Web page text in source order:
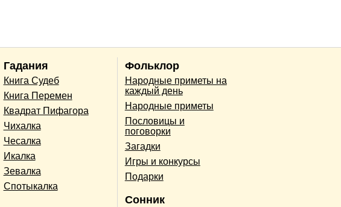
Гадания
Книга Судеб
Книга Перемен
Квадрат Пифагора
Чихалка
Чесалка
Икалка
Зевалка
Спотыкалка
Фольклор
Народные приметы на
каждый день
Народные приметы
Пословицы и
поговорки
Загадки
Игры и конкурсы
Подарки
Сонник